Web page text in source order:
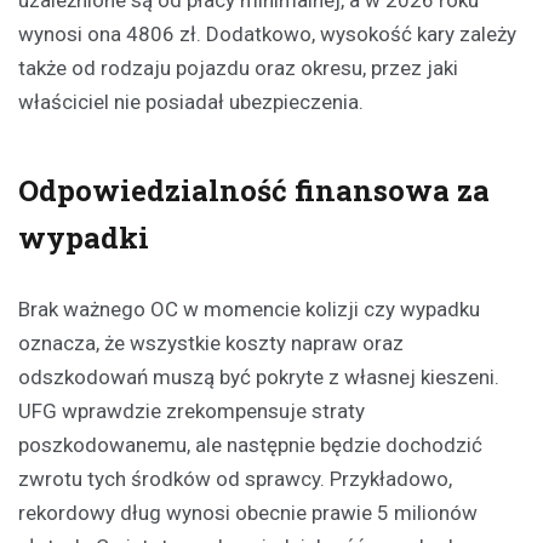
wynosi ona 4806 zł. Dodatkowo, wysokość kary zależy
także od rodzaju pojazdu oraz okresu, przez jaki
właściciel nie posiadał ubezpieczenia.
Odpowiedzialność finansowa za
wypadki
Brak ważnego OC w momencie kolizji czy wypadku
oznacza, że wszystkie koszty napraw oraz
odszkodowań muszą być pokryte z własnej kieszeni.
UFG wprawdzie zrekompensuje straty
poszkodowanemu, ale następnie będzie dochodzić
zwrotu tych środków od sprawcy. Przykładowo,
rekordowy dług wynosi obecnie prawie 5 milionów